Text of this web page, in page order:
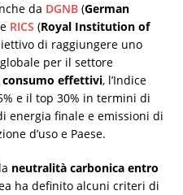
da DGNB (German
RICS (Royal Institution of
di raggiungere uno
per il settore
effettivi, l’Indice
e il top 30% in termini di
energia finale e emissioni di
d’uso e Paese.
neutralità carbonica entro
ha definito alcuni criteri di